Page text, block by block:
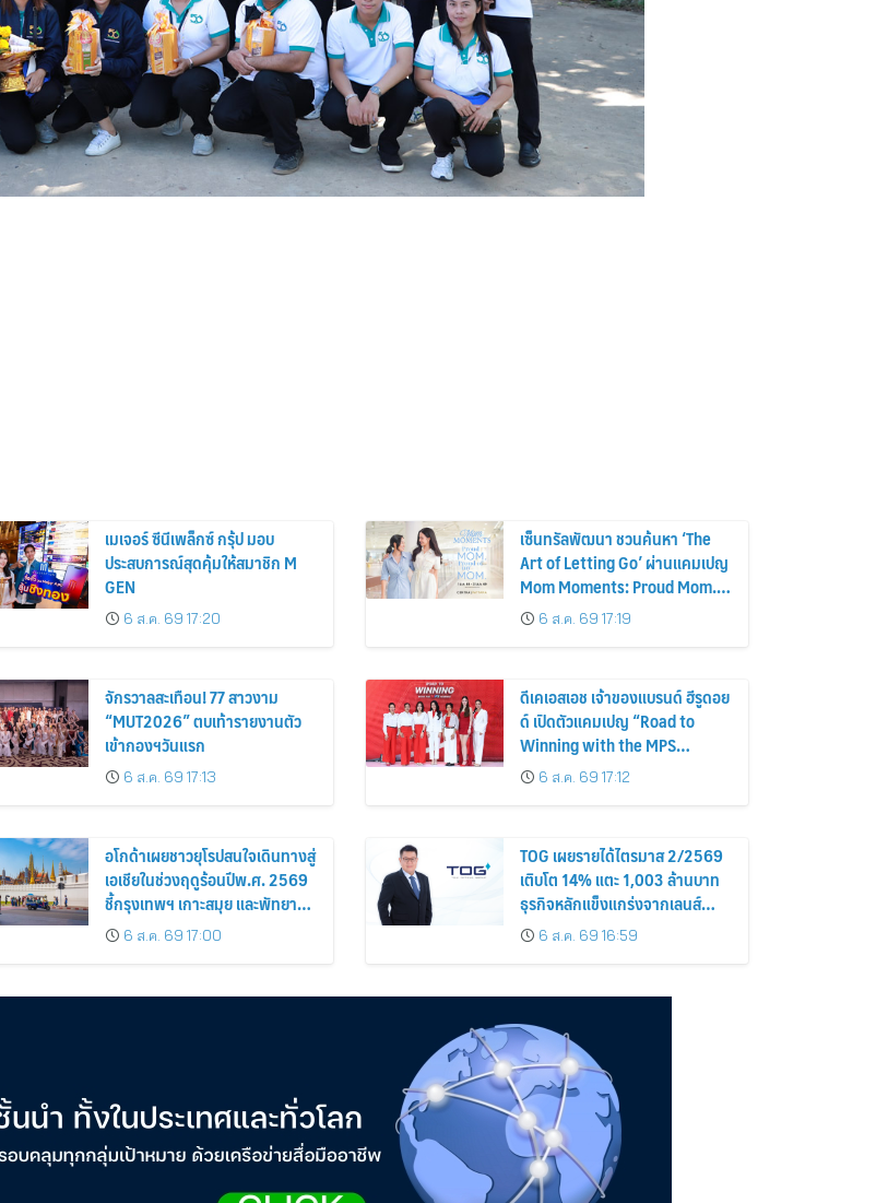
เมเจอร์ ซีนีเพล็กซ์ กรุ้ป มอบ
ประสบการณ์สุดคุ้มให้สมาชิก M
GEN
6 ส.ค. 69 17:20
เซ็นทรัลพัฒนา ชวนค้นหา ‘The
Art of Letting Go’ ผ่านแคมเปญ
Mom Moments: Proud Mom.
Proud of My Mom.
6 ส.ค. 69 17:19
จักรวาลสะเทือน! 77 สาวงาม
“MUT2026” ตบเท้ารายงานตัว
เข้ากองฯวันแรก
6 ส.ค. 69 17:13
ดีเคเอสเอช เจ้าของแบรนด์ ฮีรูดอย
ด์ เปิดตัวแคมเปญ “Road to
Winning with the MPS
Science”
6 ส.ค. 69 17:12
อโกด้าเผยชาวยุโรปสนใจเดินทางสู่
เอเชียในช่วงฤดูร้อนปีพ.ศ. 2569
ชี้กรุงเทพฯ เกาะสมุย และพัทยา
ติดอันดับเมืองยอดนิยม
6 ส.ค. 69 17:00
TOG เผยรายได้ไตรมาส 2/2569
เติบโต 14% แตะ 1,003 ล้านบาท
ธุรกิจหลักแข็งแกร่งจากเลนส์
มูลค่าเพิ่ม และการขยายตลาดต่าง
ประเทศ พร้อมเดินหน้าลงทุนเพื่อ
6 ส.ค. 69 16:59